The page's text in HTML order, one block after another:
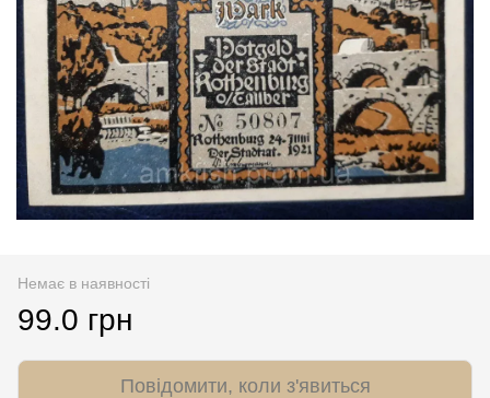
Немає в наявності
99.0 грн
Повідомити, коли з'явиться